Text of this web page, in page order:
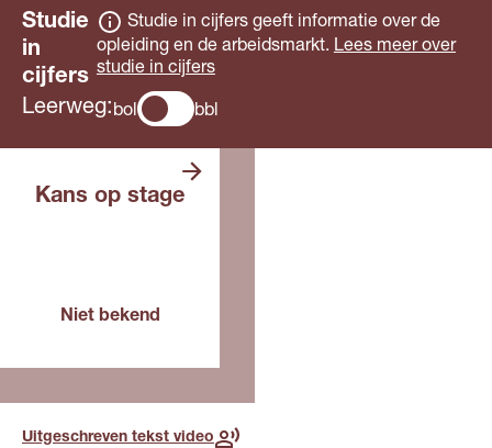
Studie
in
cijfers
Studie in cijfers geeft informatie over de
opleiding en de arbeidsmarkt. Lees meer over
studie in cijfers
Leerweg: bol bbl
Kans op stage
Niet bekend
in de bol niet van
Voor deze opleiding, in dit
jaar
toekomst
Uitgeschreven tekst video